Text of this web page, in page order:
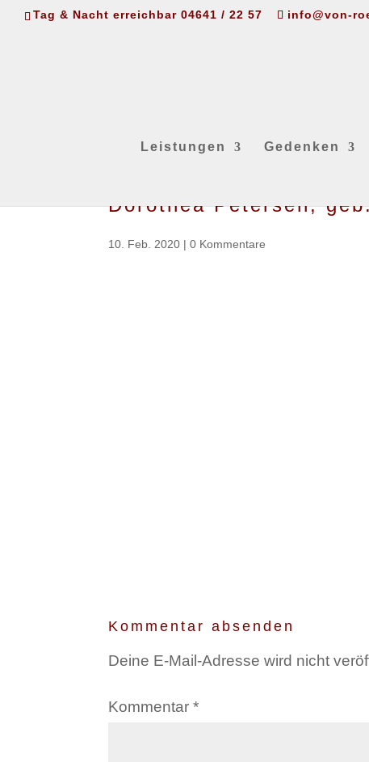
Tag & Nacht erreichbar 04641 / 22 57 info@von-
Leistungen Gedenken
Dorothea Petersen,
10. Feb. 2020 |0 Kommentare
Kommentar absenden
Deine E-Mail-Adresse wird nicht
Kommentar*